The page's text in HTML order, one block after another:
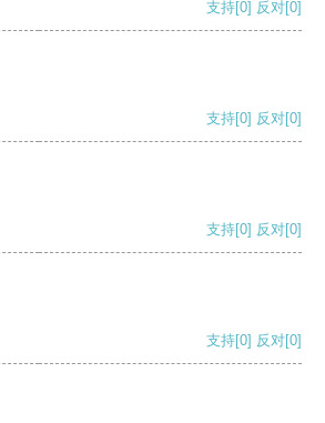
支持[0] 反对[0]
支持[0] 反对[0]
支持[0] 反对[0]
支持[0] 反对[0]